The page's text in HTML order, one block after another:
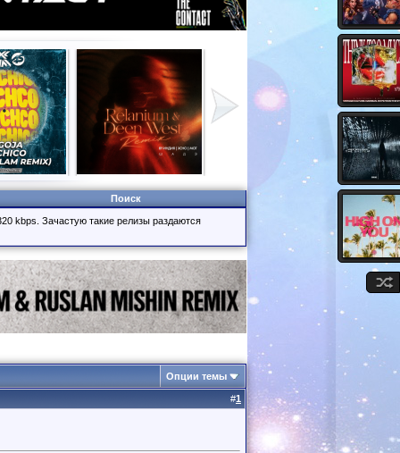
Поиск
kbps. Зачастую такие релизы раздаются
Опции темы
#1